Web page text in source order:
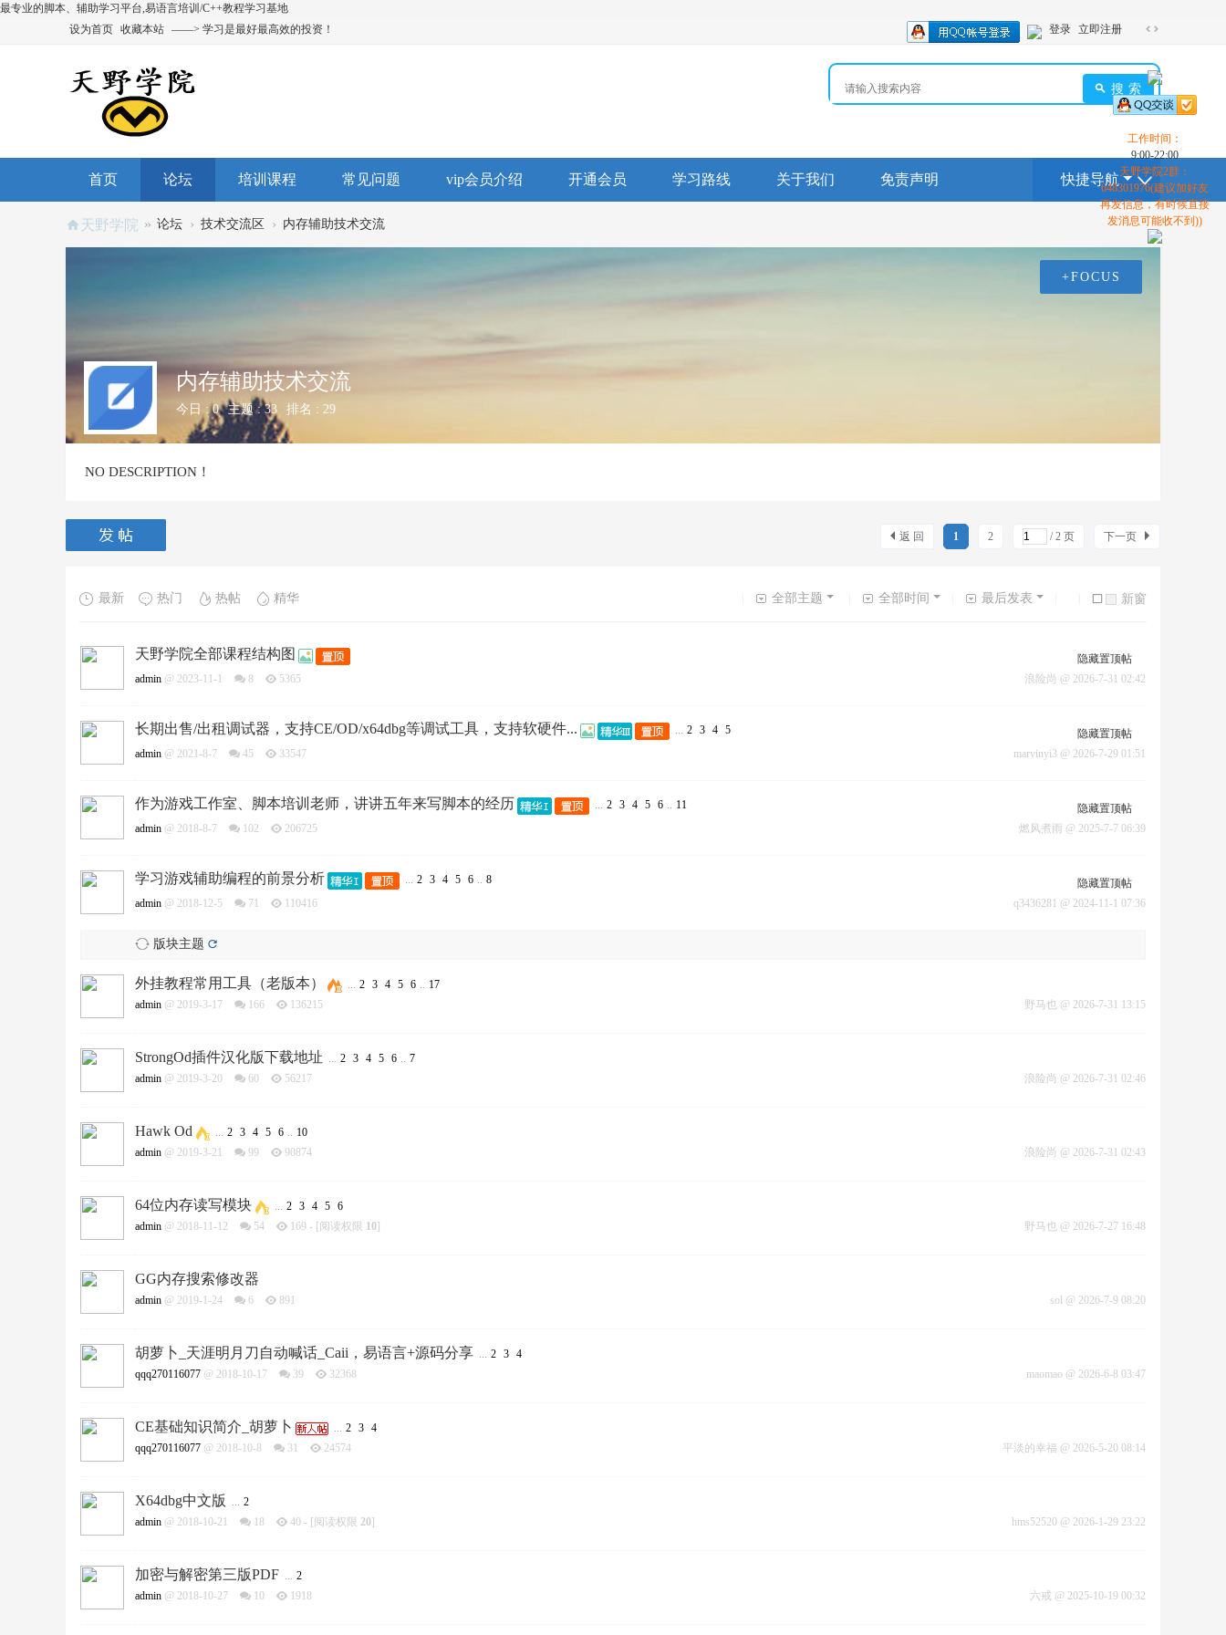
最专业的脚本、辅助学习平台,易语言培训/C++教程学习基地
设为首页 收藏本站 ——> 学习是最好最高效的投资！
换
到
宽
版
登录 立即注册
搜索
首页 论坛 培训课程 常见问题 vip会员介绍 开通会员 学习路线 关于我们 免责声明 快捷导航
天野学院 » 论坛 › 技术交流区 › 内存辅助技术交流
内存辅助技术交流
今日 :0 主题 :33 排名 : 29
+FOCUS
NO DESCRIPTION！
1 2 / 2 页 下一页
返 回
最新 热门 热帖 精华 新窗
最后发表
全部时间
全部主题
隐藏置顶帖
天野学院全部课程结构图
admin @ 2023-11-1 8 5365 浪险尚 @ 2026-7-31 02:42
隐藏置顶帖
长期出售/出租调试器，支持CE/OD/x64dbg等调试工具，支持软硬件... ... 2 3 4 5
admin @ 2021-8-7 45 33547 marvinyi3 @ 2026-7-29 01:51
隐藏置顶帖
作为游戏工作室、脚本培训老师，讲讲五年来写脚本的经历 ... 2 3 4 5 6 .. 11
admin @ 2018-8-7 102 206725 燃风煮雨 @ 2025-7-7 06:39
隐藏置顶帖
学习游戏辅助编程的前景分析 ... 2 3 4 5 6 .. 8
admin @ 2018-12-5 71 110416 q3436281 @ 2024-11-1 07:36
版块主题
外挂教程常用工具（老版本） ... 2 3 4 5 6 .. 17
admin @ 2019-3-17 166 136215 野马也 @ 2026-7-31 13:15
StrongOd插件汉化版下载地址 ... 2 3 4 5 6 .. 7
admin @ 2019-3-20 60 56217 浪险尚 @ 2026-7-31 02:46
Hawk Od ... 2 3 4 5 6 .. 10
admin @ 2019-3-21 99 90874 浪险尚 @ 2026-7-31 02:43
64位内存读写模块 ... 2 3 4 5 6
admin @ 2018-11-12 54 169 - [阅读权限 10] 野马也 @ 2026-7-27 16:48
GG内存搜索修改器
admin @ 2019-1-24 6 891 sol @ 2026-7-9 08:20
胡萝卜_天涯明月刀自动喊话_Caii，易语言+源码分享 ... 2 3 4
qqq270116077 @ 2018-10-17 39 32368 maomao @ 2026-6-8 03:47
CE基础知识简介_胡萝卜 ... 2 3 4
qqq270116077 @ 2018-10-8 31 24574 平淡的幸福 @ 2026-5-20 08:14
X64dbg中文版 ... 2
admin @ 2018-10-21 18 40 - [阅读权限 20] hms52520 @ 2026-1-29 23:22
加密与解密第三版PDF ... 2
admin @ 2018-10-27 10 1918 六戒 @ 2025-10-19 00:32
工作时间：
9:00-22:00
天野学院2群：
648301976(建议加好友
再发信息，有时候直接
发消息可能收不到))